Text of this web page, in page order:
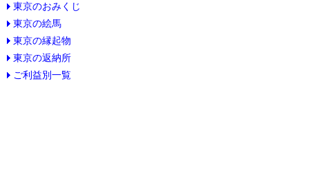
東京のおみくじ
東京の絵馬
東京の縁起物
東京の返納所
ご利益別一覧